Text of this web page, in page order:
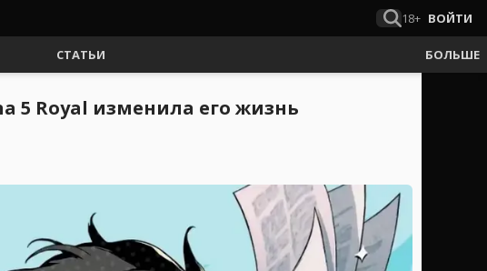
18+ ВОЙТИ
СТАТЬИ БОЛЬШЕ
5 Royal изменила его жизнь